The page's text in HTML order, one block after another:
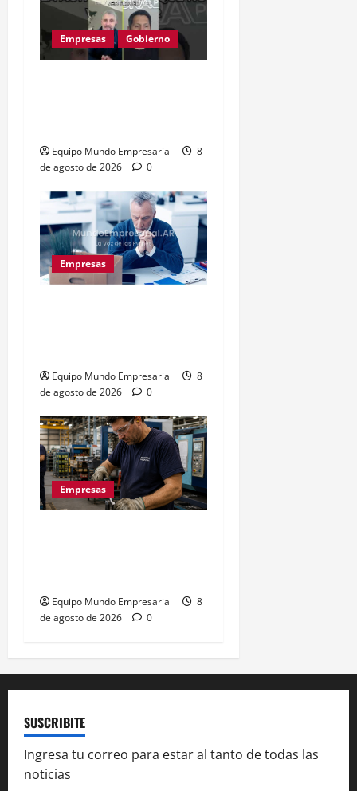
Empresas Gobierno
Equipo Mundo Empresarial
8
de agosto de 2026
0
Empresas
Equipo Mundo Empresarial
8
de agosto de 2026
0
Empresas
Equipo Mundo Empresarial
8
de agosto de 2026
0
SUSCRIBITE
Ingresa tu correo para estar al tanto de todas las
noticias